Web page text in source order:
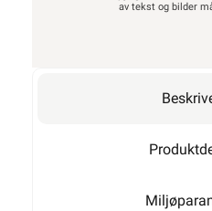
av tekst og bilder